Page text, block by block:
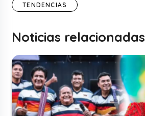
TENDENCIAS
Noticias relacionadas